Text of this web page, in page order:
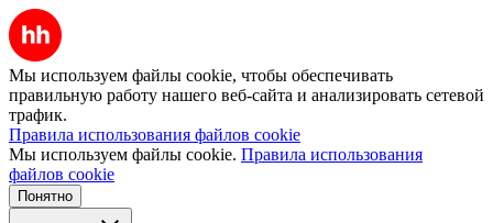
Мы используем файлы cookie, чтобы обеспечивать
правильную работу нашего веб-сайта и анализировать сетевой
трафик.
Правила использования файлов cookie
Мы используем файлы cookie. Правила использования
файлов cookie
Понятно